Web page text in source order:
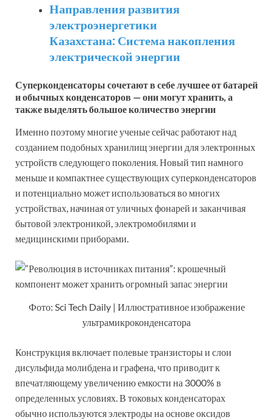
Направления развития
электроэнергетики
Казахстана: Система накопления
электрической энергии
Суперконденсаторы сочетают в себе лучшее от батарей
и обычных конденсаторов — они могут хранить, а
также выделять большое количество энергии
Именно поэтому многие ученые сейчас работают над
созданием подобных хранилищ энергии для электронных
устройств следующего поколения. Новый тип намного
меньше и компактнее существующих суперконденсаторов
и потенциально может использоваться во многих
устройствах, начиная от уличных фонарей и заканчивая
бытовой электроникой, электромобилями и
медицинскими приборами.
Фото: Sci Tech Daily | Иллюстративное изображение
ультрамикроконденсатора
Конструкция включает полевые транзисторы и слои
дисульфида молибдена и графена, что приводит к
впечатляющему увеличению емкости на 3000% в
определенных условиях. В токовых конденсаторах
обычно используются электроды на основе оксидов